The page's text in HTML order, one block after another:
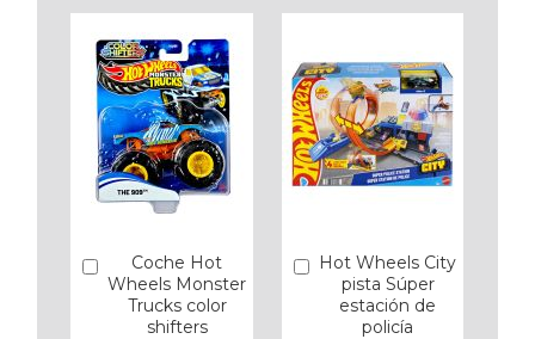
Coche Hot
Wheels Monster
Trucks color
shifters
Añadir
Hot Wheels City
pista Súper
estación de
policía
Añadir